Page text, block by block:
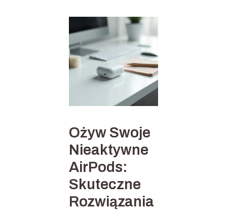
Ożyw Swoje
Nieaktywne
AirPods:
Skuteczne
Rozwiązania